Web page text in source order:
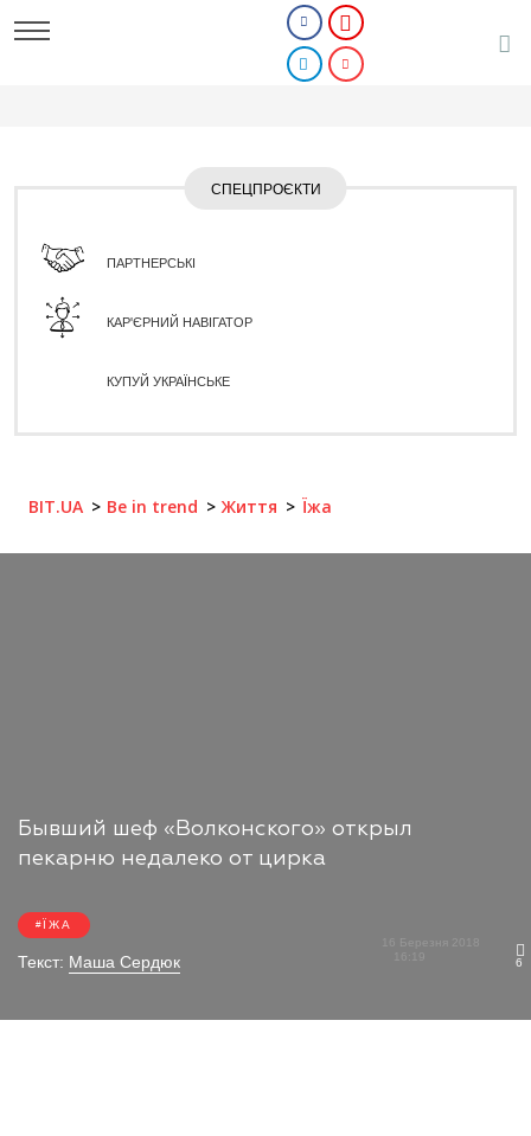
СПЕЦПРОЄКТИ
ПАРТНЕРСЬКІ
КАР'ЄРНИЙ НАВІГАТОР
КУПУЙ УКРАЇНСЬКЕ
BIT.UA Be in trend Життя Їжа
Бывший шеф «Волконского» открыл
пекарню недалеко от цирка
ЇЖА
Текст: Маша Сердюк
16 Березня 2018
16:19
6